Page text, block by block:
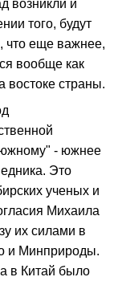
возникли и
того, будут
что еще важнее,
вообще как
востоке страны.
- южнее
Это
ученых и
Михаила
их силами в
и Минприроды.
в Китай было